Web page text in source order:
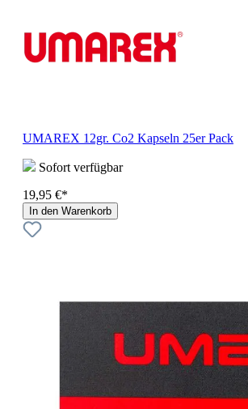
UMAREX 12gr. Co2 Kapseln 25er Pack
Sofort verfügbar
19,95 €*
In den Warenkorb